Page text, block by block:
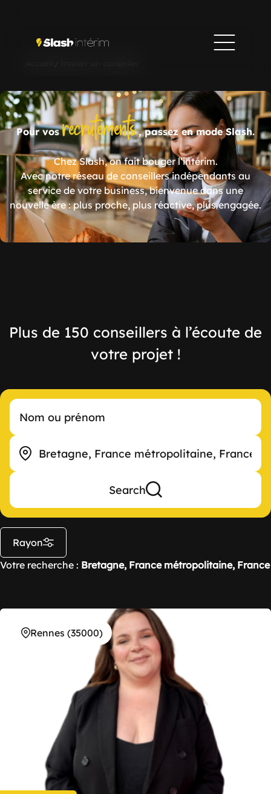
Pour vosrecrutements , passez en mode Slash.
Chez Slash, on fait bouger l’intérim.
Avec notre réseau de conseillers indépendants au
service de votre business, bienvenue dans une
nouvelle ère : plus proche, plus réactive, plus engagée.
Plus de 150 conseillers à l’écoute de
votre projet !
Search
Rayon
Votre recherche : Bretagne, France métropolitaine, France
Rennes (35000)